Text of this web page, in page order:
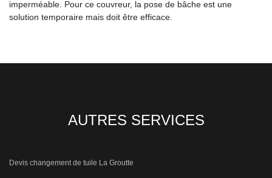
imperméable. Pour ce couvreur, la pose de bâche est une
solution temporaire mais doit être efficace.
AUTRES SERVICES
Devis changement de tuile La Groutte